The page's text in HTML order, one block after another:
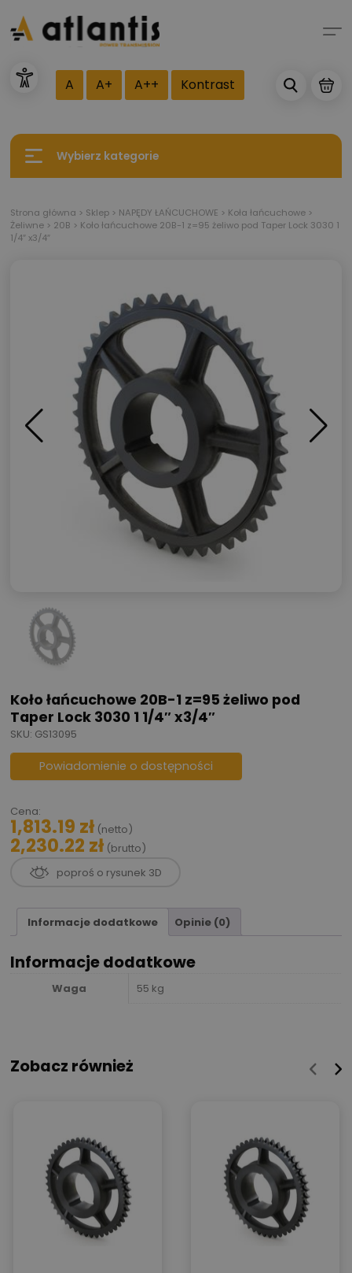
A A+ A++ Kontrast
Wybierz kategorie
Strona główna > Sklep > NAPĘDY ŁAŃCUCHOWE > Koła łańcuchowe >
Żeliwne > 20B > Koło łańcuchowe 20B-1 z=95 żeliwo pod Taper Lock 3030 1
1/4″ x3/4″
Koło łańcuchowe 20B-1 z=95 żeliwo pod
Taper Lock 3030 1 1/4″ x3/4″
SKU: GS13095
1,813.19 zł (netto)
2,230.22 zł (brutto)
Cena:
Powiadomienie o dostępności
poproś o rysunek 3D
Informacje dodatkowe Opinie (0)
Informacje dodatkowe
Waga 55 kg
Zobacz również